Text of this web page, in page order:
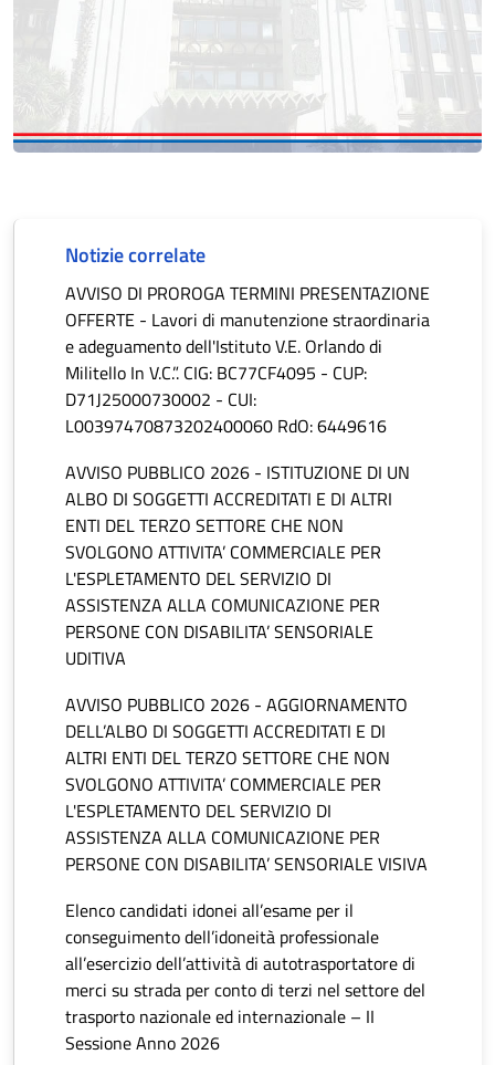
Notizie correlate
AVVISO DI PROROGA TERMINI PRESENTAZIONE
OFFERTE - Lavori di manutenzione straordinaria
e adeguamento dell'Istituto V.E. Orlando di
Militello In V.C.”. CIG: BC77CF4095 - CUP:
D71J25000730002 - CUI:
L00397470873202400060 RdO: 6449616
AVVISO PUBBLICO 2026 - ISTITUZIONE DI UN
ALBO DI SOGGETTI ACCREDITATI E DI ALTRI
ENTI DEL TERZO SETTORE CHE NON
SVOLGONO ATTIVITA’ COMMERCIALE PER
L'ESPLETAMENTO DEL SERVIZIO DI
ASSISTENZA ALLA COMUNICAZIONE PER
PERSONE CON DISABILITA’ SENSORIALE
UDITIVA
AVVISO PUBBLICO 2026 - AGGIORNAMENTO
DELL’ALBO DI SOGGETTI ACCREDITATI E DI
ALTRI ENTI DEL TERZO SETTORE CHE NON
SVOLGONO ATTIVITA’ COMMERCIALE PER
L'ESPLETAMENTO DEL SERVIZIO DI
ASSISTENZA ALLA COMUNICAZIONE PER
PERSONE CON DISABILITA’ SENSORIALE VISIVA
Elenco candidati idonei all’esame per il
conseguimento dell’idoneità professionale
all’esercizio dell’attività di autotrasportatore di
merci su strada per conto di terzi nel settore del
trasporto nazionale ed internazionale – II
Sessione Anno 2026